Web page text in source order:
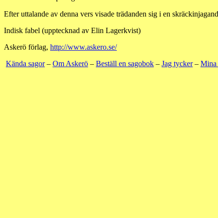
Efter uttalande av denna vers visade trädanden sig i en
Indisk fabel (upptecknad av Elin Lagerkvist)
Askerö förlag, http://www.askero.se/
Kända sagor– Om Askerö – Beställ en sagobok – Jag tycker– Mina